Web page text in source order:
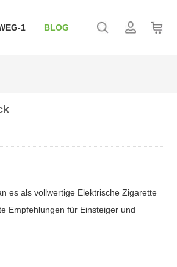
1 BLOG
es als vollwertige Elektrische Zigarette
Empfehlungen für Einsteiger und